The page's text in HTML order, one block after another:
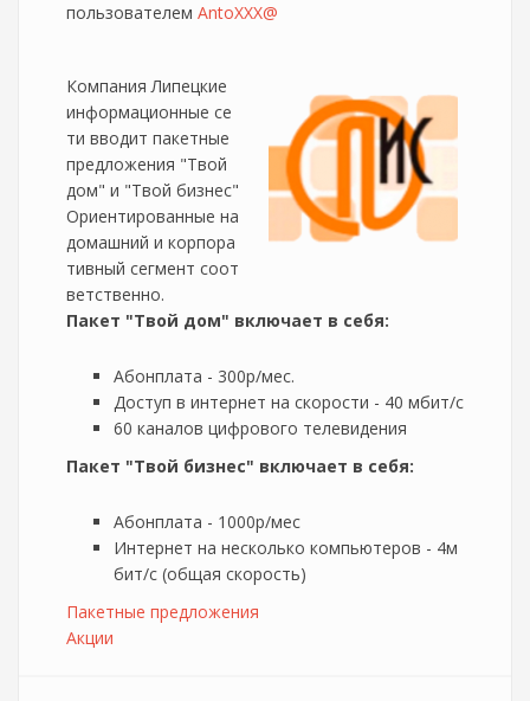
пользователем AntoXXX@
Компания Липецкие
информационные се
ти вводит пакетные
предложения "Твой
дом" и "Твой бизнес"
Ориентированные на
домашний и корпора
тивный сегмент соот
ветственно.
Пакет "Твой дом" включает в себя:
Абонплата - 300р/мес.
Доступ в интернет на скорости - 40 мбит/с
60 каналов цифрового телевидения
Пакет "Твой бизнес" включает в себя:
Абонплата - 1000р/мес
Интернет на несколько компьютеров - 4м
бит/с (общая скорость)
Пакетные предложения
Акции